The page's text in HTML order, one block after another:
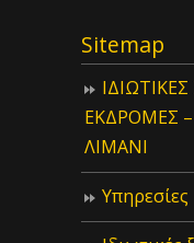
Sitemap
ΕΚΔΡΟΜΕΣ
ΛΙΜΑΝΙ
Υπηρεσίες